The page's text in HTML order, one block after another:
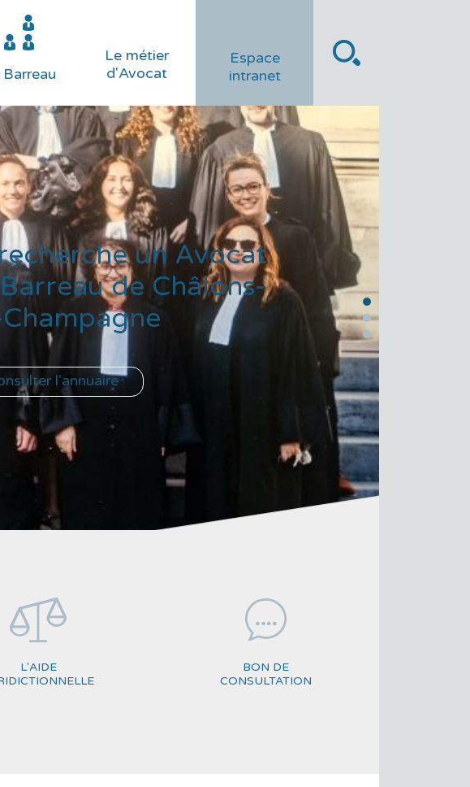
Barreau
Le métier
d'Avocat
Espace
intranet
un Avocat
de Châlons-
l'annuaire
L'AIDE
BON DE
CONSULTATION